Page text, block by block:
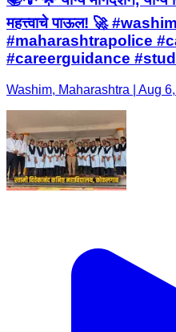
महत्त्वाचे पाऊल! 🚀
#maharashtrapolice
#careerguidance
Washim, Maharashtra | Aug